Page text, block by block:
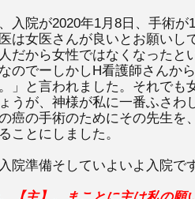
入院が2020年1月8日、手術
は女医さんが良いとお願いし
だから女性ではなくなったと
のでーしかしH看護師さんか
」と言われました。それでも
うが、神様が私に一番ふさわ
癌の手術のためにその先生を
ことにしました。
院準備そしていよいよ入院で